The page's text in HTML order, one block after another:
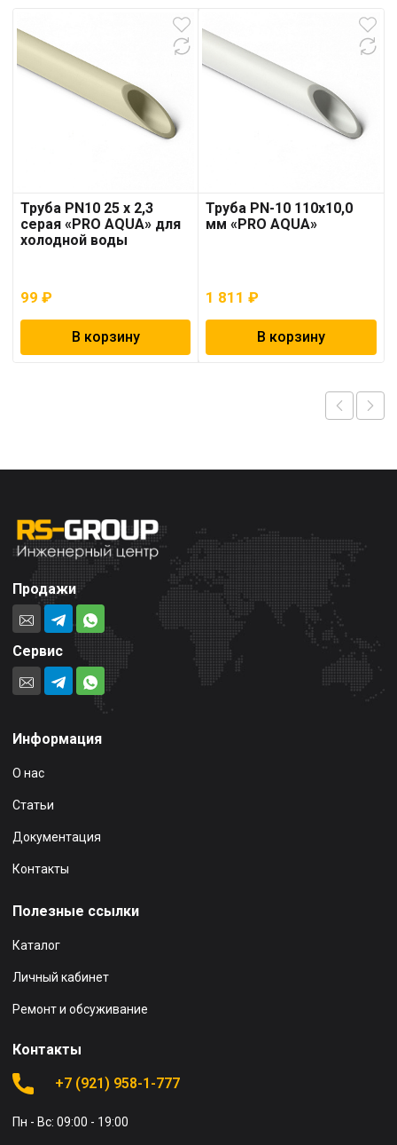
Труба PN10 25 x 2,3
серая «PRO AQUA» для
холодной воды
99 ₽
В корзину
Труба PN-10 110х10,0
мм «PRO AQUA»
1 811₽
В корзину
Продажи
Сервис
Информация
О нас
Статьи
Документация
Контакты
Полезные ссылки
Каталог
Личный кабинет
Ремонт и обсуживание
Контакты
+7 (921) 958-1-777
Пн - Вс: 09:00 - 19:00